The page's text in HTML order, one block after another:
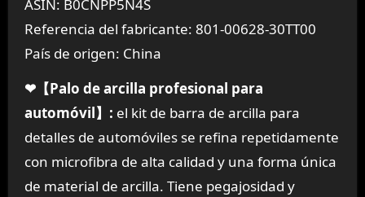
ASIN: B0CNPP5N4S
Referencia del fabricante: 801-00628-30TT00
País de origen: China
❤【Palo de arcilla profesional para
automóvil】: el kit de barra de arcilla para
detalles de automóviles se refina repetidamente
con microfibra de alta calidad y una forma única
de material de arcilla. Tiene pegajosidad y